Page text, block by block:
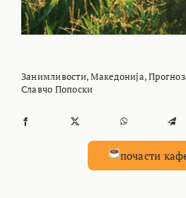
Занимливости,Македонија,
Славчо Попоски
почасти